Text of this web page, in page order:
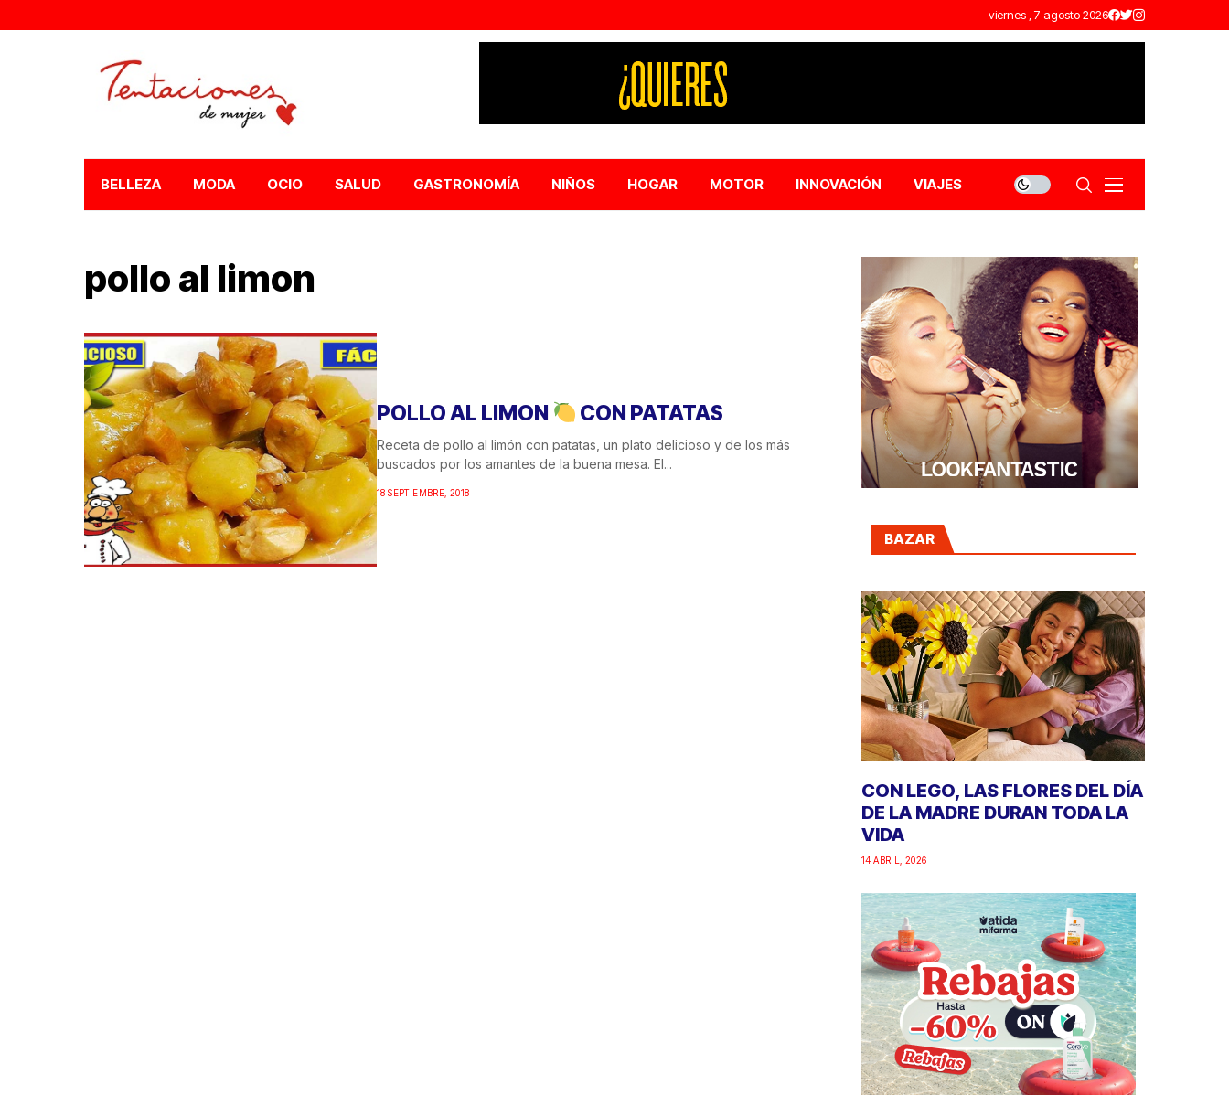
viernes , 7 agosto 2026
BELLEZA MODA OCIO SALUD GASTRONOMÍA NIÑOS HOGAR MOTOR INNOVACIÓN VIAJES
pollo al limon
POLLO AL LIMON CON PATATAS
Receta de pollo al limón con patatas, un plato delicioso y de los más
buscados por los amantes de la buena mesa. El...
18 SEPTIEMBRE, 2018
BAZAR
CON LEGO, LAS FLORES DEL DÍA
DE LA MADRE DURAN TODA LA
VIDA
14 ABRIL, 2026